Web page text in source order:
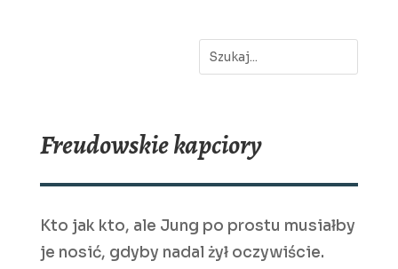
Freudowskie kapciory
Kto jak kto, ale Jung po prostu musiałby
je nosić, gdyby nadal żył oczywiście.